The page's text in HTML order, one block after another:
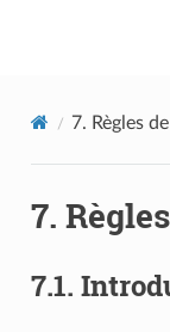
7. Règles
7.
7.1.